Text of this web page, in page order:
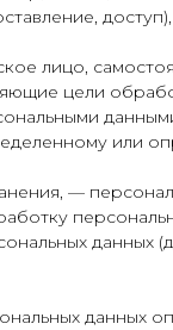
лицо,
цели
или
—
данных